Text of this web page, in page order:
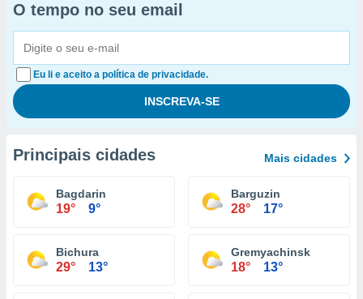
O tempo no seu email
Eu li e aceito a política de privacidade.
Principais cidades Mais cidades
Bagdarin
19° 9°
Barguzin
28° 17°
Bichura
29° 13°
Gremyachinsk
18° 13°